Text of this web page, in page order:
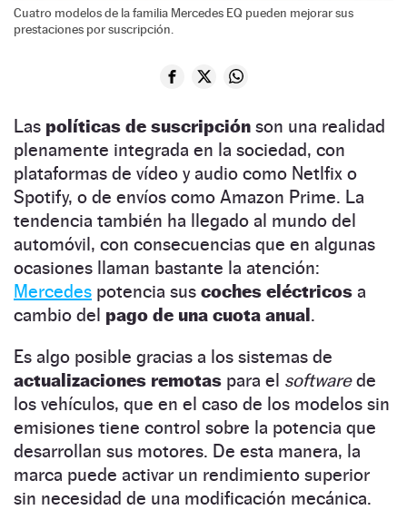
Cuatro modelos de la familia Mercedes EQ pueden mejorar sus
prestaciones por suscripción.
Las políticas de suscripción son una realidad
plenamente integrada en la sociedad, con
plataformas de vídeo y audio como Netlfix o
Spotify, o de envíos como Amazon Prime. La
tendencia también ha llegado al mundo del
automóvil, con consecuencias que en algunas
ocasiones llaman bastante la atención:
Mercedes potencia sus coches eléctricos a
cambio del pago de una cuota anual.
Es algo posible gracias a los sistemas de
actualizaciones remotas para el softwarede
los vehículos, que en el caso de los modelos sin
emisiones tiene control sobre la potencia que
desarrollan sus motores. De esta manera, la
marca puede activar un rendimiento superior
sin necesidad de una modificación mecánica.